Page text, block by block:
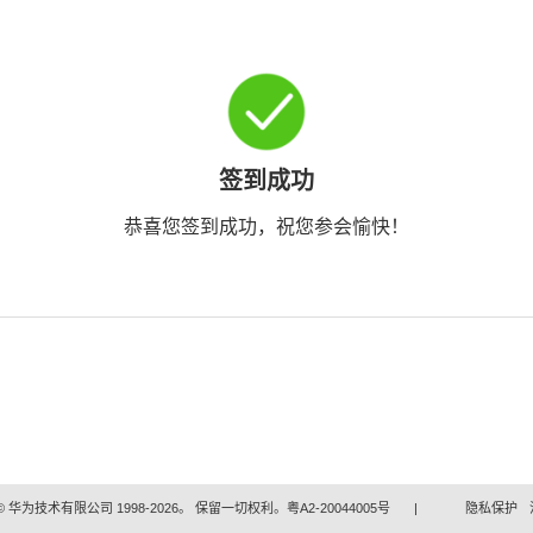
签到成功
恭喜您签到成功，祝您参会愉快！
华为技术有限公司 1998-2026。 保留一切权利。粤A2-20044005号 | 隐私保护